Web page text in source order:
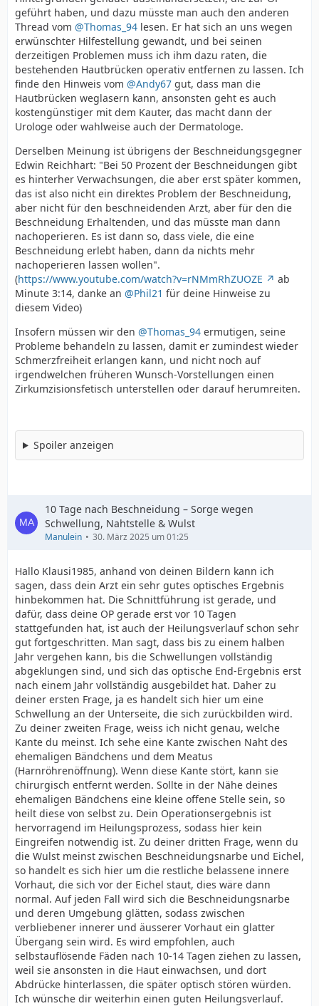
geführt haben, und dazu müsste man auch den anderen
Thread vom @Thomas_94 lesen. Er hat sich an uns wegen
erwünschter Hilfestellung gewandt, und bei seinen
derzeitigen Problemen muss ich ihm dazu raten, die
bestehenden Hautbrücken operativ entfernen zu lassen. Ich
finde den Hinweis vom @Andy67 gut, dass man die
Hautbrücken weglasern kann, ansonsten geht es auch
kostengünstiger mit dem Kauter, das macht dann der
Urologe oder wahlweise auch der Dermatologe.
Derselben Meinung ist übrigens der Beschneidungsgegner
Edwin Reichhart: "Bei 50 Prozent der Beschneidungen gibt
es hinterher Verwachsungen, die aber erst später kommen,
das ist also nicht ein direktes Problem der Beschneidung,
aber nicht für den beschneidenden Arzt, aber für den die
Beschneidung Erhaltenden, und das müsste man dann
nachoperieren. Es ist dann so, dass viele, die eine
Beschneidung erlebt haben, dann da nichts mehr
nachoperieren lassen wollen".
(https://www.youtube.com/watch?v=rNMmRhZUOZE
ab
Minute 3:14, danke an @Phil21 für deine Hinweise zu
diesem Video)
Insofern müssen wir den @Thomas_94 ermutigen, seine
Probleme behandeln zu lassen, damit er zumindest wieder
Schmerzfreiheit erlangen kann, und nicht noch auf
irgendwelchen früheren Wunsch-Vorstellungen einen
Zirkumzisionsfetisch unterstellen oder darauf herumreiten.
Spoiler anzeigen
10 Tage nach Beschneidung – Sorge wegen
Schwellung, Nahtstelle & Wulst
Manulein 30. März 2025 um 01:25
Hallo Klausi1985, anhand von deinen Bildern kann ich
sagen, dass dein Arzt ein sehr gutes optisches Ergebnis
hinbekommen hat. Die Schnittführung ist gerade, und
dafür, dass deine OP gerade erst vor 10 Tagen
stattgefunden hat, ist auch der Heilungsverlauf schon sehr
gut fortgeschritten. Man sagt, dass bis zu einem halben
Jahr vergehen kann, bis die Schwellungen vollständig
abgeklungen sind, und sich das optische End-Ergebnis erst
nach einem Jahr vollständig ausgebildet hat. Daher zu
deiner ersten Frage, ja es handelt sich hier um eine
Schwellung an der Unterseite, die sich zurückbilden wird.
Zu deiner zweiten Frage, weiss ich nicht genau, welche
Kante du meinst. Ich sehe eine Kante zwischen Naht des
ehemaligen Bändchens und dem Meatus
(Harnröhrenöffnung). Wenn diese Kante stört, kann sie
chirurgisch entfernt werden. Sollte in der Nähe deines
ehemaligen Bändchens eine kleine offene Stelle sein, so
heilt diese von selbst zu. Dein Operationsergebnis ist
hervorragend im Heilungsprozess, sodass hier kein
Eingreifen notwendig ist. Zu deiner dritten Frage, wenn du
die Wulst meinst zwischen Beschneidungsnarbe und Eichel,
so handelt es sich hier um die restliche belassene innere
Vorhaut, die sich vor der Eichel staut, dies wäre dann
normal. Auf jeden Fall wird sich die Beschneidungsnarbe
und deren Umgebung glätten, sodass zwischen
verbliebener innerer und äusserer Vorhaut ein glatter
Übergang sein wird. Es wird empfohlen, auch
selbstauflösende Fäden nach 10-14 Tagen ziehen zu lassen,
weil sie ansonsten in die Haut einwachsen, und dort
Abdrücke hinterlassen, die später optisch stören würden.
Ich wünsche dir weiterhin einen guten Heilungsverlauf.